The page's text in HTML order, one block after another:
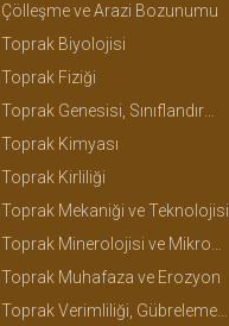
Çölleşme ve Arazi Bozunumu
Toprak Biyolojisi
Toprak Fiziği
Toprak Genesisi, Sınıflandırma ve Haritalama
Toprak Kimyası
Toprak Kirliliği
Toprak Mekaniği ve Teknolojisi
Toprak Minerolojisi ve Mikromorfolojisi
Toprak Muhafaza ve Erozyon
Toprak Verimliliği, Gübreleme ve Bitki Besleme